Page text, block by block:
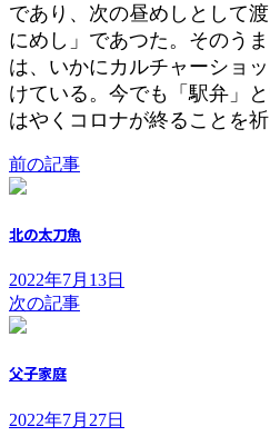
であり、次の昼めしとして
にめし」であつた。そのう
は、いかにカルチャーショ
けている。今でも「駅弁」
はやくコロナが終ることを祈
前の記事
北の太刀魚
2022年7月13日
次の記事
父子家庭
2022年7月27日